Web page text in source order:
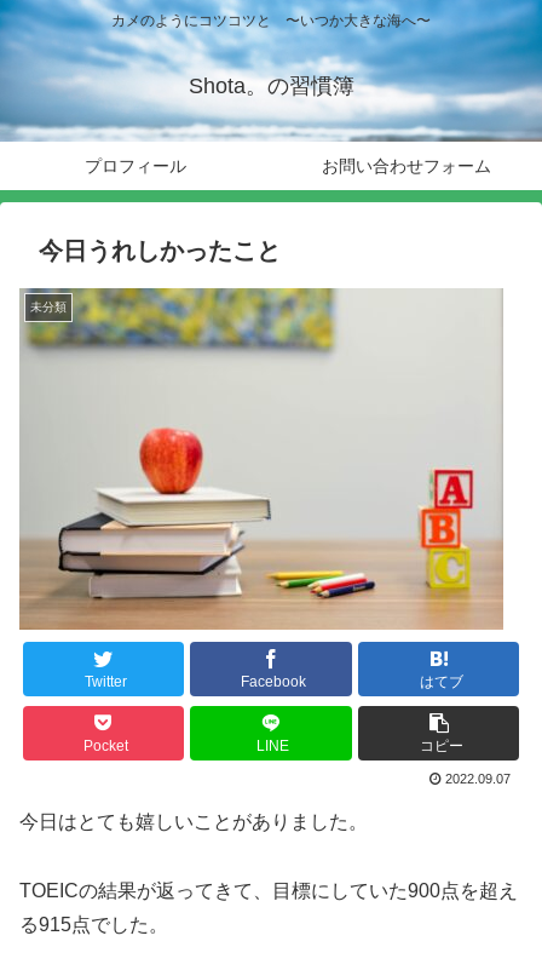
カメのようにコツコツと 〜いつか大きな海へ〜
Shota。の習慣簿
プロフィール お問い合わせフォーム
今日うれしかったこと
未分類
Twitter Facebook はてブ
Pocket LINE コピー
2022.09.07
今日はとても嬉しいことがありました。
TOEICの結果が返ってきて、目標にしていた900点を超え
る915点でした。